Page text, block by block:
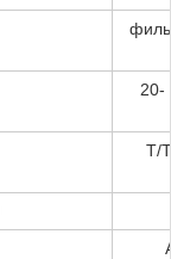
20-
T/